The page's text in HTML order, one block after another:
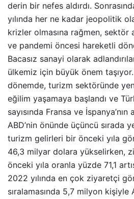
derin bir nefes aldırdı.
yılında her ne kadar jeopolitik
krizler olmasına rağmen, sektör
ve pandemi öncesi hareketli
Bacasız sanayi olarak
ülkemiz için büyük önem
dönemde, turizm sektöründe
eğilim yaşamaya başlandı ve
sayısında Fransa ve
ABD’nin önünde üçüncü sırada
turizm gelirleri bir önceki yıla
46,3 milyar dolara yükselirken,
önceki yıla oranla yüzde 71,1
2022 yılında en çok ziyaretçi
sıralamasında 5,7 milyon kişiyle